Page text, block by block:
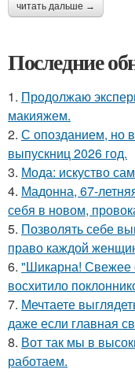
читать дальше →
Последние
1. Продолжаю
макияжем.
2. С опозданием, но
выпускниц 2026 год.
3. Мода: искуство
4. Мадонна, 67-
себя в новом,
5. Позволять себе
право каждой
6. "Шикарна! Свежее
восхитило
7. Мечтаете
даже если главная
8. Вот так мы в
работаем.